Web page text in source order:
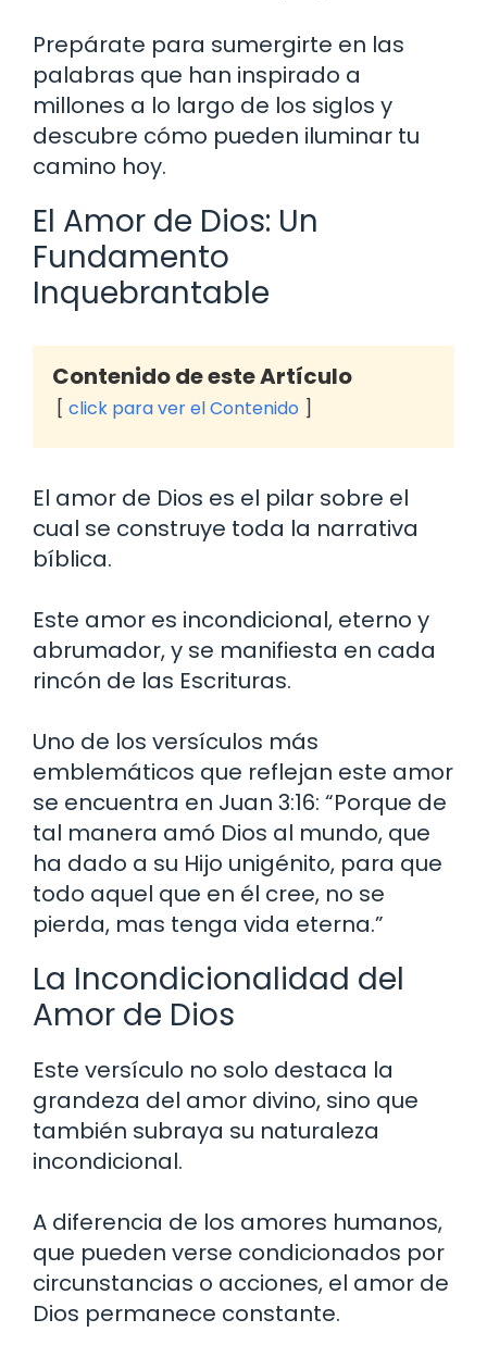
Prepárate para sumergirte en las
palabras que han inspirado a
millones a lo largo de los siglos y
descubre cómo pueden iluminar tu
camino hoy.
El Amor de Dios: Un
Fundamento
Inquebrantable
Contenido de este Artículo
click para ver el Contenido
El amor de Dios es el pilar sobre el
cual se construye toda la narrativa
bíblica.
Este amor es incondicional, eterno y
abrumador, y se manifiesta en cada
rincón de las Escrituras.
Uno de los versículos más
emblemáticos que reflejan este amor
se encuentra en Juan 3:16: “Porque de
tal manera amó Dios al mundo, que
ha dado a su Hijo unigénito, para que
todo aquel que en él cree, no se
pierda, mas tenga vida eterna.”
La Incondicionalidad del
Amor de Dios
Este versículo no solo destaca la
grandeza del amor divino, sino que
también subraya su naturaleza
incondicional.
A diferencia de los amores humanos,
que pueden verse condicionados por
circunstancias o acciones, el amor de
Dios permanece constante.